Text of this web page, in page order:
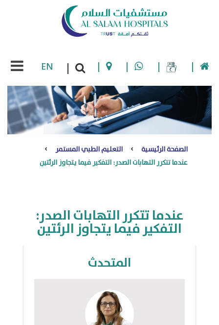
|
|
|
|
|
EN
الصفحة الرئيسية
التعليم الطبي المستمر
عندما تتكرر التهابات الصدر: التفكير فيما يتجاوز الرئتين
عندما تتكرر التهابات الصدر:
التفكير فيما يتجاوز الرئتين
المتحدث